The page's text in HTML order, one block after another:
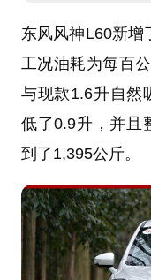
东风风神L60新增
工况油耗为每百
与现款1.6升自然
低了0.9升，并且
到了1,395公斤。